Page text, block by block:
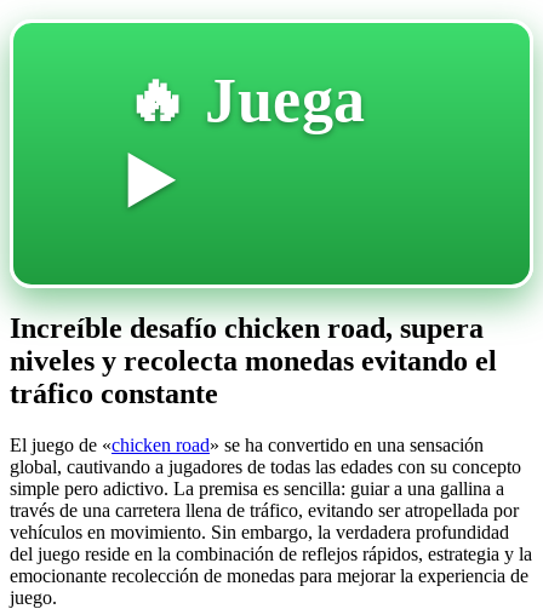
🔥 Juega
▶️
Increíble desafío chicken road, supera
niveles y recolecta monedas evitando el
tráfico constante
El juego de «chicken road» se ha convertido en una sensación
global, cautivando a jugadores de todas las edades con su concepto
simple pero adictivo. La premisa es sencilla: guiar a una gallina a
través de una carretera llena de tráfico, evitando ser atropellada por
vehículos en movimiento. Sin embargo, la verdadera profundidad
del juego reside en la combinación de reflejos rápidos, estrategia y la
emocionante recolección de monedas para mejorar la experiencia de
juego.